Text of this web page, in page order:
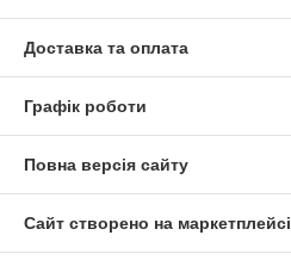
Доставка та оплата
Графік роботи
Повна версія сайту
Сайт створено на маркетплейсі